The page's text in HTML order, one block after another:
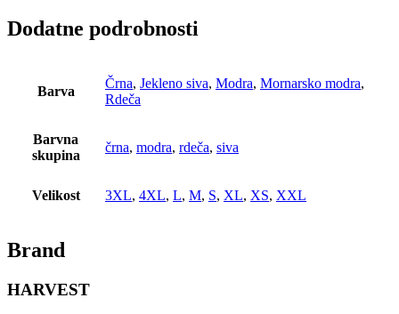
Dodatne podrobnosti
Barva
Črna, Jekleno siva, Modra, Mornarsko modra,
Rdeča
Barvna
skupina
črna, modra, rdeča, siva
Velikost 3XL, 4XL, L, M, S, XL, XS, XXL
Brand
HARVEST